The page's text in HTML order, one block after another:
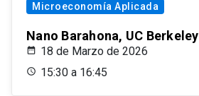
Microeconomía Aplicada
Nano Barahona, UC Berkeley
18 de Marzo de 2026
15:30 a 16:45